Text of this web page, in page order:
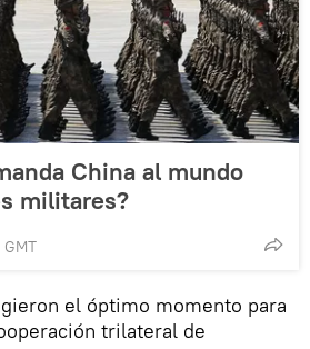
China al mundo
militares?
GMT
el óptimo momento para
trilateral de